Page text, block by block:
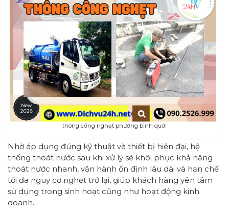
thông cống nghẹt phường bình quới
Nhờ áp dụng đúng kỹ thuật và thiết bị hiện đại, hệ
thống thoát nước sau khi xử lý sẽ khôi phục khả năng
thoát nước nhanh, vận hành ổn định lâu dài và hạn chế
tối đa nguy cơ nghẹt trở lại, giúp khách hàng yên tâm
sử dụng trong sinh hoạt cũng như hoạt động kinh
doanh.